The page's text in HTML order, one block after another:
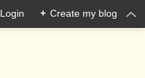
Login + Create my blog